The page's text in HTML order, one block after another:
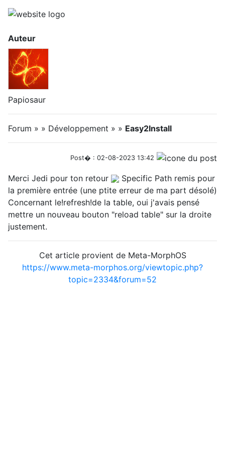
Auteur
Papiosaur
Forum » » Développement » » Easy2Install
Post� : 02-08-2023 13:42
Merci Jedi pour ton retour
Specific Path remis pour
la première entrée (une ptite erreur de ma part désolé)
Concernant le!refresh!de la table, oui j'avais pensé
mettre un nouveau bouton "reload table" sur la droite
justement.
Cet article provient de Meta-MorphOS
https://www.meta-morphos.org/viewtopic.php?
topic=2334&forum=52